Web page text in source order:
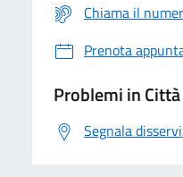
Chiama il
Prenota
Problemi in Città
Segnala